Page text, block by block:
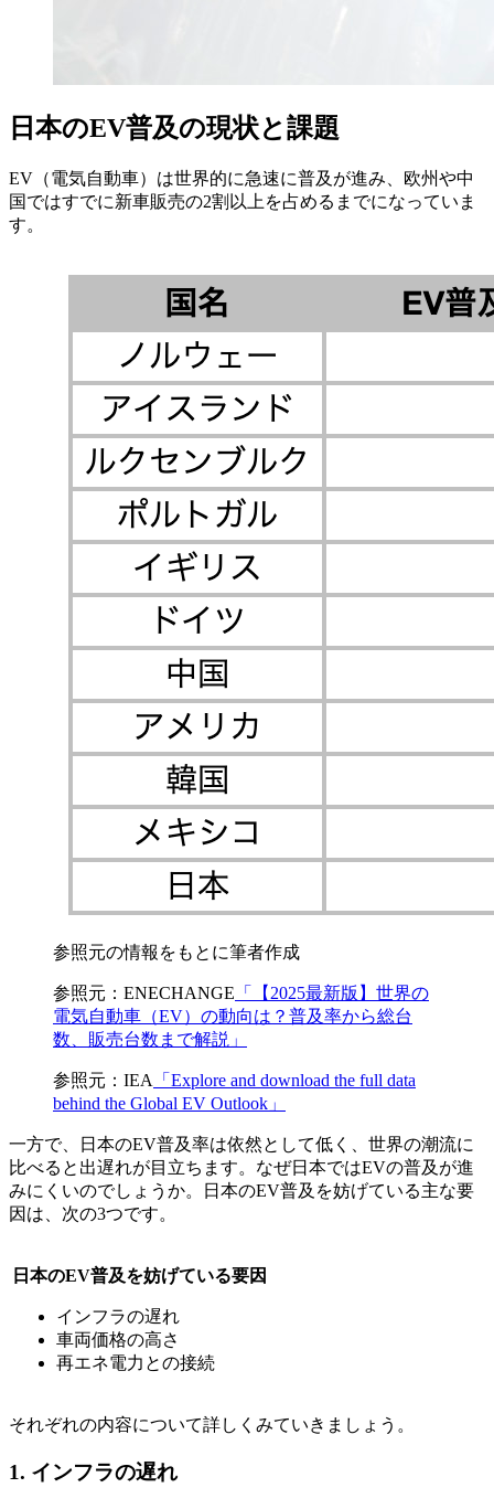
日本のEV普及の現状と課題
EV（電気自動車）は世界的に急速に普及が進み、欧州や中
国ではすでに新車販売の2割以上を占めるまでになっていま
す。
参照元の情報をもとに筆者作成
参照元：ENECHANGE 「【2025最新版】世界の
電気自動車（EV）の動向は？普及率から総台
数、販売台数まで解説」
参照元：IEA
「Explore and download the full data
behind the Global EV Outlook」
一方で、日本のEV普及率は依然として低く、世界の潮流に
比べると出遅れが目立ちます。なぜ日本ではEVの普及が進
みにくいのでしょうか。日本のEV普及を妨げている主な要
因は、次の3つです。
日本のEV普及を妨げている要因
インフラの遅れ
車両価格の高さ
再エネ電力との接続
それぞれの内容について詳しくみていきましょう。
1. インフラの遅れ